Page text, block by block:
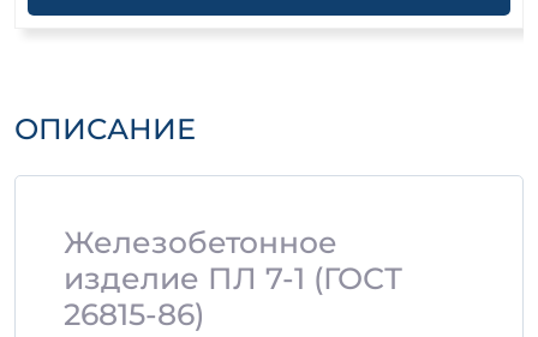
ОПИСАНИЕ
Железобетонное
изделие ПЛ 7-1 (ГОСТ
26815-86)